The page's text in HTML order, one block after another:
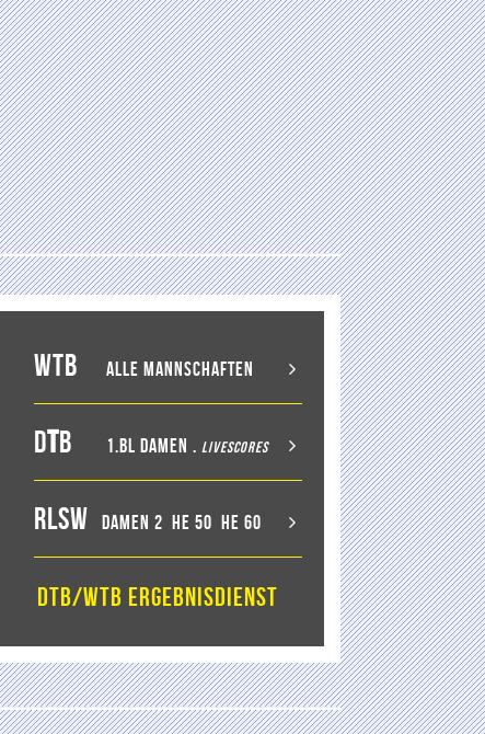
WTB Alle Mannschaften
DTB 1.BL Damen . LiveScores
RLSW Damen 2 He 50 He 60
DTB/WTB Ergebnisdienst